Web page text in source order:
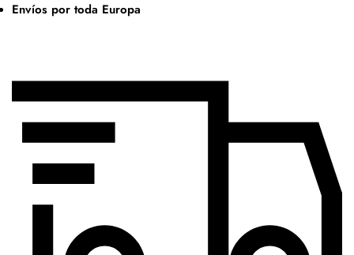
Envíos por toda Europa